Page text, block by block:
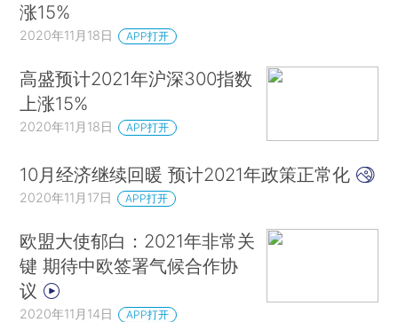
涨15%
2020年11月18日 APP打开
高盛预计2021年沪深300指数
上涨15%
2020年11月18日 APP打开
10月经济继续回暖 预计2021年政策正常化
2020年11月17日 APP打开
欧盟大使郁白：2021年非常关
键 期待中欧签署气候合作协
议
2020年11月14日 APP打开